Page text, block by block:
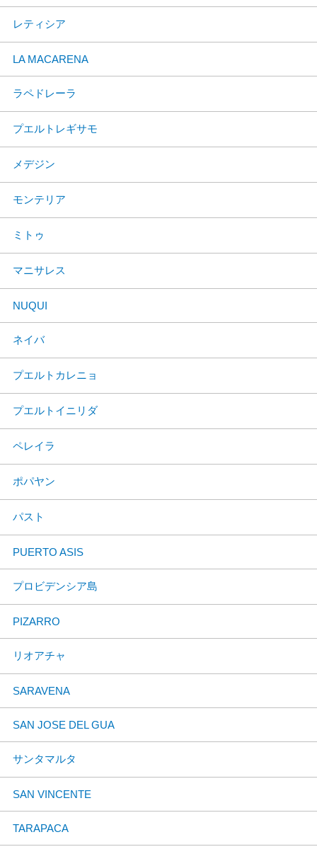
レティシア
LA MACARENA
ラペドレーラ
プエルトレギサモ
メデジン
モンテリア
ミトゥ
マニサレス
NUQUI
ネイバ
プエルトカレニョ
プエルトイニリダ
ペレイラ
ポパヤン
パスト
PUERTO ASIS
プロビデンシア島
PIZARRO
リオアチャ
SARAVENA
SAN JOSE DEL GUA
サンタマルタ
SAN VINCENTE
TARAPACA